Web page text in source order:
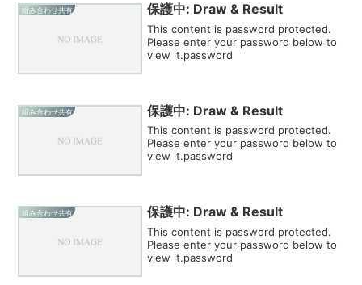
組み合わせ共有 保護中: Draw & Result
This content is password protected.
Please enter your password below to
view it.password
組み合わせ共有 保護中: Draw & Result
This content is password protected.
Please enter your password below to
view it.password
組み合わせ共有 保護中: Draw & Result
This content is password protected.
Please enter your password below to
view it.password